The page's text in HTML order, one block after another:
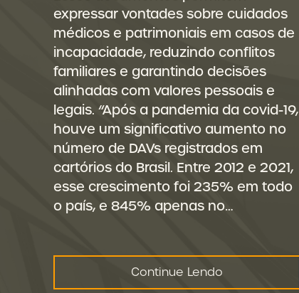
expressar vontades sobre cuidados
médicos e patrimoniais em casos de
incapacidade, reduzindo conflitos
familiares e garantindo decisões
alinhadas com valores pessoais e
legais. “Após a pandemia da covid-19,
houve um significativo aumento no
número de DAVs registrados em
cartórios do Brasil. Entre 2012 e 2021,
esse crescimento foi 235% em todo
o país, e 845% apenas no…
Continue Lendo